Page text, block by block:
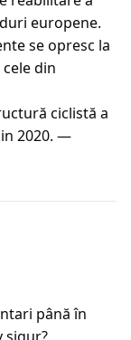
europene.
se opresc la
din
ciclistă a
2020. —
până în